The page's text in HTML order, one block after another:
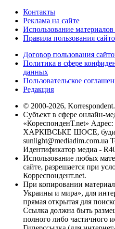
Контакты
Реклама на сайте
Использование
Правила пользования
Договор пользования
Политика в сфере
данных
Пользовательское
Редакция
© 2000-2026,
Субъект в сфере онлайн-
«КореспонденТ.net» Адрес:
ХАРКІВСЬКЕ ШОСЕ,
sunlight@mediadim.com.ua
Идентификатор медиа -
Использование любых
сайте, разрешается при
Корреспондент.net.
При копировании
Украины и мира», для
прямая открытая для
Ссылка должна быть
полного либо частичного